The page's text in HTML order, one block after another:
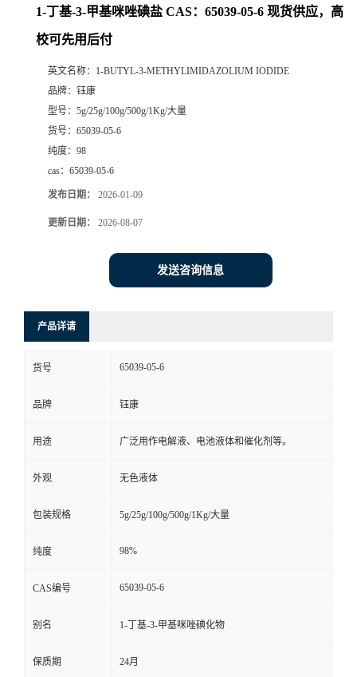
1-丁基-3-甲基咪唑碘盐 CAS：65039-05-6 现货供应，高
校可先用后付
英文名称： 1-BUTYL-3-METHYLIMIDAZOLIUM IODIDE
品牌： 钰康
型号： 5g/25g/100g/500g/1Kg/大量
货号： 65039-05-6
纯度： 98
cas： 65039-05-6
发布日期： 2026-01-09
更新日期： 2026-08-07
发送咨询信息
产品详请
货号 65039-05-6
品牌 钰康
用途 广泛用作电解液、电池液体和催化剂等。
外观 无色液体
包装规格 5g/25g/100g/500g/1Kg/大量
纯度 98%
CAS编号 65039-05-6
别名 1-丁基-3-甲基咪唑碘化物
保质期 24月